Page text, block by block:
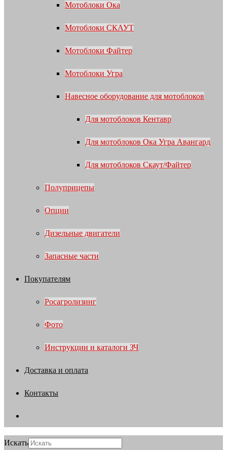
Мотоблоки Ока
Мотоблоки СКАУТ
Мотоблоки Файтер
Мотоблоки Угра
Навесное оборудование для мотоблоков
Для мотоблоков Кентавр
Для мотоблоков Ока Угра Авангард
Для мотоблоков Скаут/Файтер
Полуприцепы
Опции
Дизельные двигатели
Запасные части
Покупателям
Росагролизинг
Фото
Инструкции и каталоги ЗЧ
Доставка и оплата
Контакты
Искать